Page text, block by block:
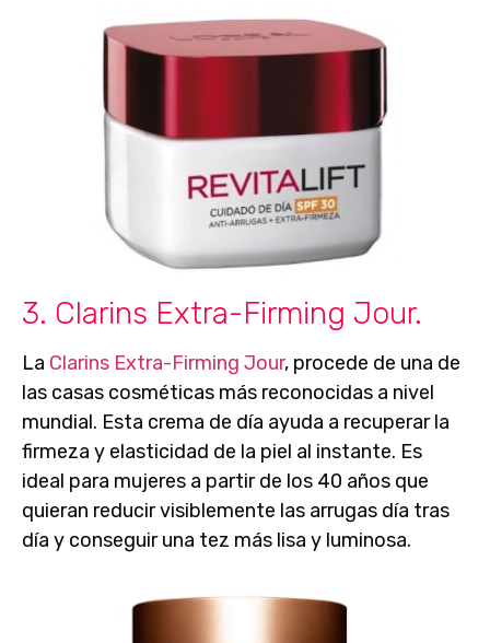
3. Clarins Extra-Firming Jour.
La Clarins Extra-Firming Jour, procede de una de
las casas cosméticas más reconocidas a nivel
mundial. Esta crema de día ayuda a recuperar la
firmeza y elasticidad de la piel al instante. Es
ideal para mujeres a partir de los 40 años que
quieran reducir visiblemente las arrugas día tras
día y conseguir una tez más lisa y luminosa.